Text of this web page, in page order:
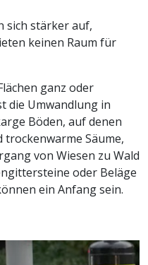
sich stärker auf,
keinen Raum für
ganz oder
die Umwandlung in
Böden, auf denen
Säume,
von Wiesen zu Wald
oder Beläge
ein Anfang sein.